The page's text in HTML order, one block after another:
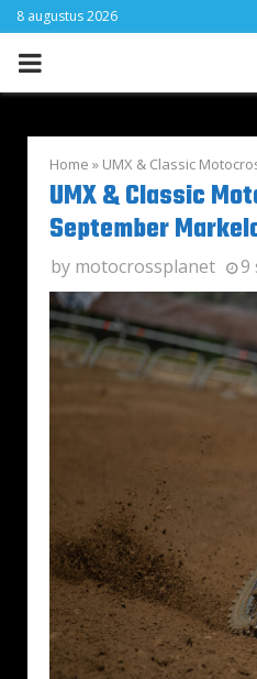
8 augustus 2026
PRIMARY
Home » UMX & Classic
UMX & Classic
September
by motocrossplanet 9